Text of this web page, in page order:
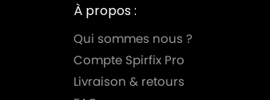
À propos :
Qui sommes nous ?
Compte Spirfix Pro
Livraison & retours